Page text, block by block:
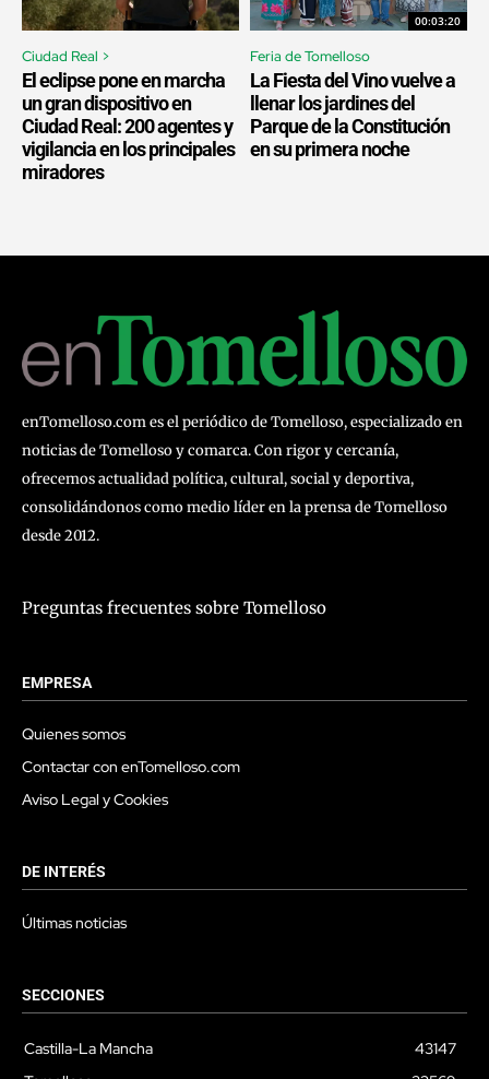
Ciudad Real >
El eclipse pone en marcha
un gran dispositivo en
Ciudad Real: 200 agentes y
vigilancia en los principales
miradores
00:03:20
Feria de Tomelloso
La Fiesta del Vino vuelve a
llenar los jardines del
Parque de la Constitución
en su primera noche
enTomelloso.com es el periódico de Tomelloso, especializado en
noticias de Tomelloso y comarca. Con rigor y cercanía,
ofrecemos actualidad política, cultural, social y deportiva,
consolidándonos como medio líder en la prensa de Tomelloso
desde 2012.
Preguntas frecuentes sobre Tomelloso
EMPRESA
Quienes somos
Contactar con enTomelloso.com
Aviso Legal y Cookies
DE INTERÉS
Últimas noticias
SECCIONES
Castilla-La Mancha
43147